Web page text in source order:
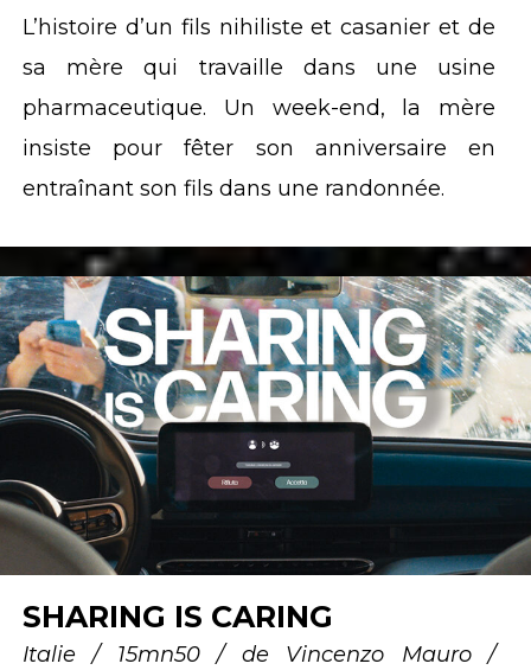
L’histoire d’un fils nihiliste et casanier et de
sa mère qui travaille dans une usine
pharmaceutique. Un week-end, la mère
insiste pour fêter son anniversaire en
entraînant son fils dans une randonnée.
SHARING IS CARING
Italie / 15mn50 / de Vincenzo Mauro /